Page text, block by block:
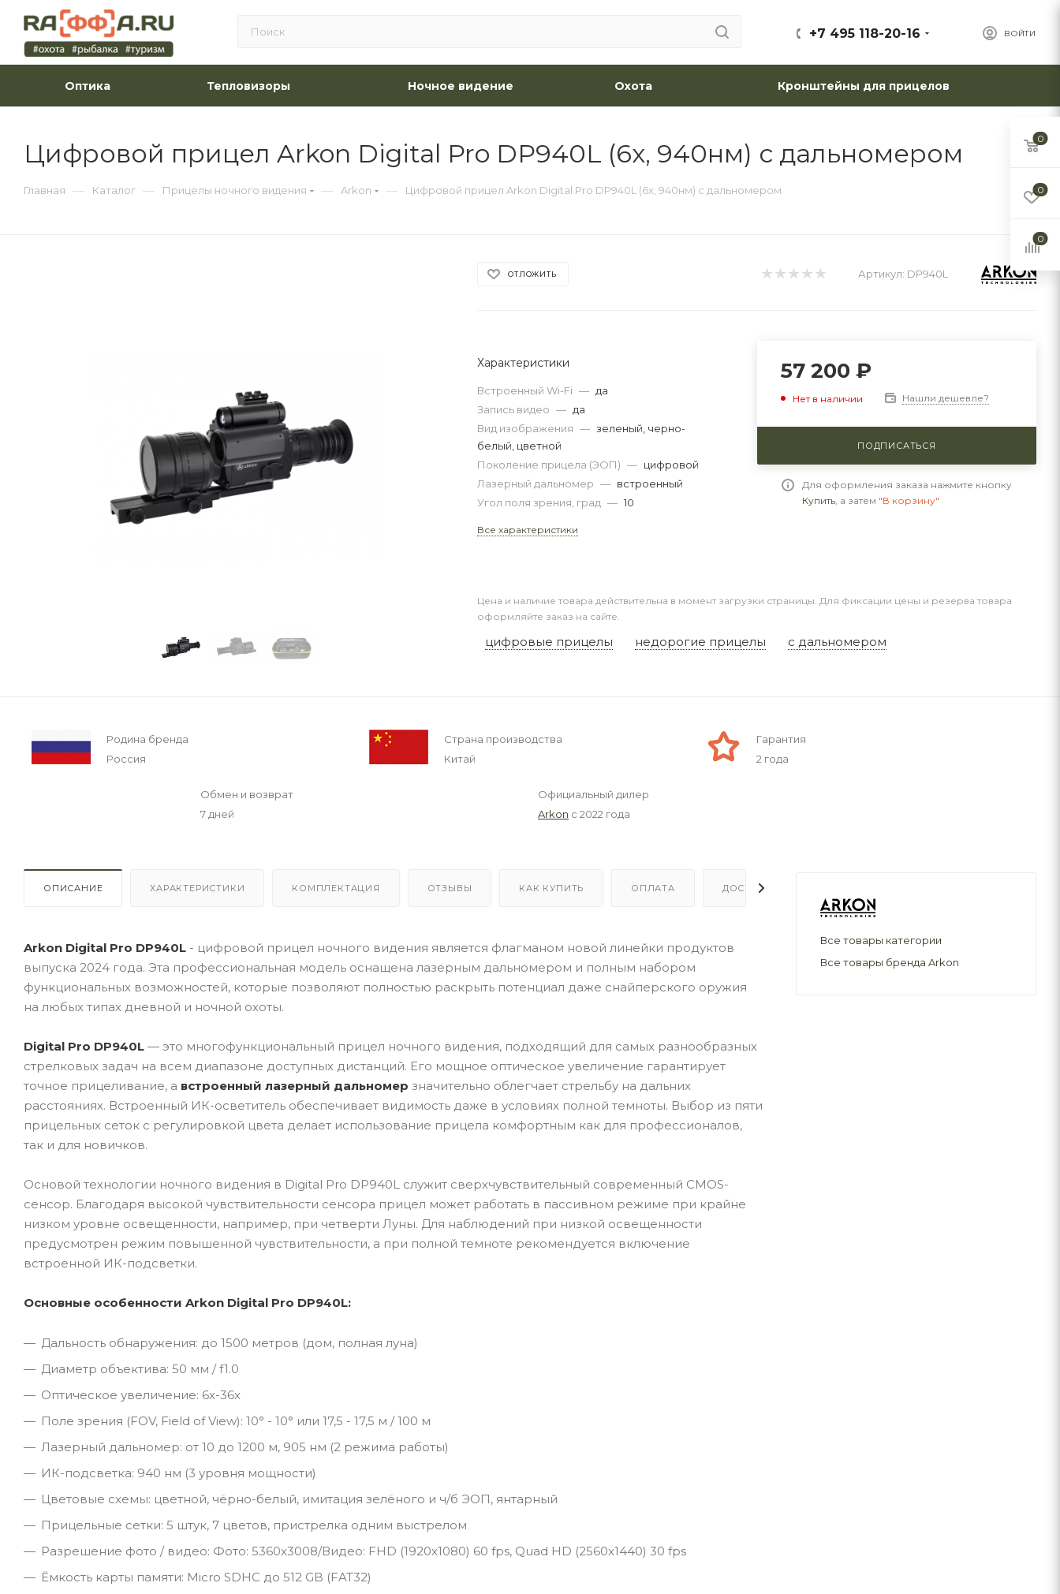
ВОЙТИ
+7 495 118-20-16
Оптика Тепловизоры Ночное видение Охота Кронштейны для прицелов
Цифровой прицел Arkon Digital Pro DP940L (6x, 940нм) с дальномером
Главная — Каталог — Прицелы ночного видения — Arkon — Цифровой прицел Arkon Digital Pro DP940L (6x, 940нм) с дальномером
ОТЛОЖИТЬ Артикул: DP940L
Характеристики
Встроенный Wi-Fi — да
Запись видео — да
Вид изображения — зеленый, черно-
белый, цветной
Поколение прицела (ЭОП) — цифровой
Лазерный дальномер — встроенный
Угол поля зрения, град — 10
Все характеристики
57 200 ₽
Нет в наличии Нашли дешевле?
ПОДПИСАТЬСЯ
Для оформления заказа нажмите кнопку
Купить, а затем "В корзину"
Цена и наличие товара действительна в момент загрузки страницы. Для фиксации цены и резерва товара
оформляйте заказ на сайте.
цифровые прицелы недорогие прицелы с дальномером
Родина бренда
Россия
Страна производства
Китай
Гарантия
2 года
Обмен и возврат
7 дней
Официальный дилер
Arkon с 2022 года
ОПИСАНИЕ ХАРАКТЕРИСТИКИ КОМПЛЕКТАЦИЯ ОТЗЫВЫ КАК КУПИТЬ ОПЛАТА ДОСТАВКА
Arkon Digital Pro DP940L - цифровой прицел ночного видения является флагманом новой линейки продуктов
выпуска 2024 года. Эта профессиональная модель оснащена лазерным дальномером и полным набором
функциональных возможностей, которые позволяют полностью раскрыть потенциал даже снайперского оружия
на любых типах дневной и ночной охоты.
Digital Pro DP940L — это многофункциональный прицел ночного видения, подходящий для самых разнообразных
стрелковых задач на всем диапазоне доступных дистанций. Его мощное оптическое увеличение гарантирует
точное прицеливание, а встроенный лазерный дальномер значительно облегчает стрельбу на дальних
расстояниях. Встроенный ИК-осветитель обеспечивает видимость даже в условиях полной темноты. Выбор из пяти
прицельных сеток с регулировкой цвета делает использование прицела комфортным как для профессионалов,
так и для новичков.
Основой технологии ночного видения в Digital Pro DP940L служит сверхчувствительный современный CMOS-
сенсор. Благодаря высокой чувствительности сенсора прицел может работать в пассивном режиме при крайне
низком уровне освещенности, например, при четверти Луны. Для наблюдений при низкой освещенности
предусмотрен режим повышенной чувствительности, а при полной темноте рекомендуется включение
встроенной ИК-подсветки.
Основные особенности Arkon Digital Pro DP940L:
Дальность обнаружения: до 1500 метров (дом, полная луна)
Диаметр объектива: 50 мм / f1.0
Оптическое увеличение: 6x-36x
Поле зрения (FOV, Field of View): 10° - 10° или 17,5 - 17,5 м / 100 м
Лазерный дальномер: от 10 до 1200 м, 905 нм (2 режима работы)
ИК-подсветка: 940 нм (3 уровня мощности)
Цветовые схемы: цветной, чёрно-белый, имитация зелёного и ч/б ЭОП, янтарный
Прицельные сетки: 5 штук, 7 цветов, пристрелка одним выстрелом
Разрешение фото / видео: Фото: 5360х3008/Видео: FHD (1920x1080) 60 fps, Quad HD (2560x1440) 30 fps
Ёмкость карты памяти: Micro SDHC до 512 GB (FAT32)
Все товары категории
Все товары бренда Arkon
0
0
0